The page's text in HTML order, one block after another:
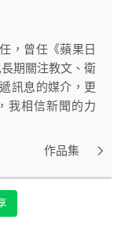
，曾任《蘋果日
期關注教文、衛
訊息的媒介，更
我相信新聞的力
作品集